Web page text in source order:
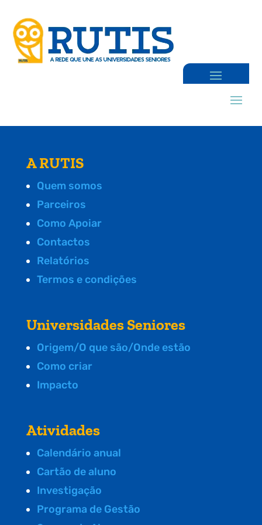
A RUTIS
Quem somos
Parceiros
Como Apoiar
Contactos
Relatórios
Termos e condições
Universidades Seniores
Origem/O que são/Onde estão
Como criar
Impacto
Atividades
Calendário anual
Cartão de aluno
Investigação
Programa de Gestão